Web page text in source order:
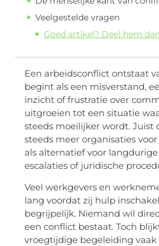
Veelgestelde vragen
Goed artikel? Deel hem
Een arbeidsconflict ontstaat
begint als een misverstand,
inzicht of frustratie over
uitgroeien tot een situatie
steeds moeilijker wordt. Juist
steeds meer organisaties voor
als alternatief voor langdurige
escalaties of juridische
Veel werkgevers en
lang voordat zij hulp
begrijpelijk. Niemand wil
een conflict bestaat. Toch
vroegtijdige begeleiding